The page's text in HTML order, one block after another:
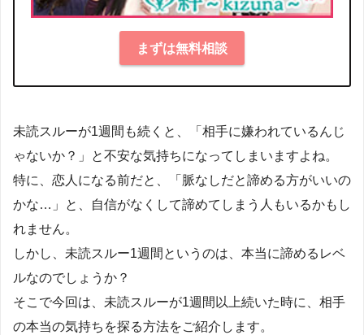
まずは無料相談
未読スルーが1週間も続くと、「相手に嫌われているんじ
ゃないか？」と不安な気持ちになってしまいますよね。
特に、恋人になる前だと、「脈なしだと諦める方がいいの
かな…」と、自信がなくして諦めてしまう人もいるかもし
れません。
しかし、未読スルー1週間というのは、本当に諦めるレベ
ルなのでしょうか？
そこで今回は、未読スルーが1週間以上続いた時に、相手
の本当の気持ちを探る方法をご紹介します。